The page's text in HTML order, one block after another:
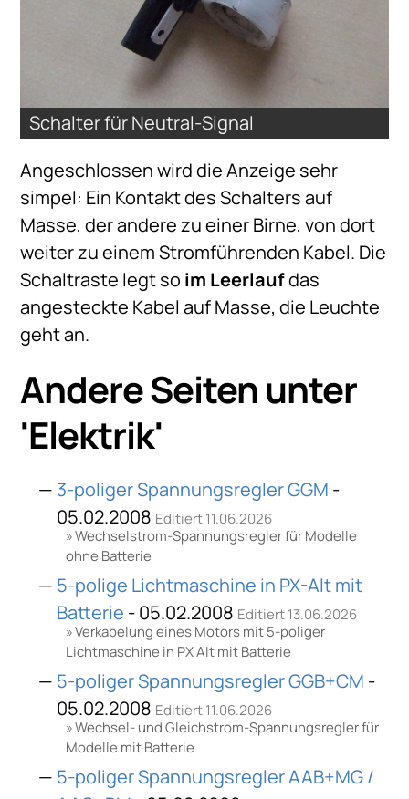
Schalter für Neutral-Signal
Angeschlossen wird die Anzeige sehr
simpel: Ein Kontakt des Schalters auf
Masse, der andere zu einer Birne, von dort
weiter zu einem Stromführenden Kabel. Die
Schaltraste legt so im Leerlaufdas
angesteckte Kabel auf Masse, die Leuchte
geht an.
Andere Seiten unter
'Elektrik'
3-poliger Spannungsregler GGM -
05.02.2008 Editiert 11.06.2026
Wechselstrom-Spannungsregler für Modelle
ohne Batterie
5-polige Lichtmaschine in PX-Alt mit
Batterie - 05.02.2008 Editiert 13.06.2026
Verkabelung eines Motors mit 5-poliger
Lichtmaschine in PX Alt mit Batterie
5-poliger Spannungsregler GGB+CM -
05.02.2008 Editiert 11.06.2026
Wechsel- und Gleichstrom-Spannungsregler für
Modelle mit Batterie
5-poliger Spannungsregler AAB+MG /